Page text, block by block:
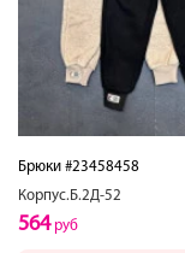
Брюки #23458458
Корпус.Б.2Д-52
564руб